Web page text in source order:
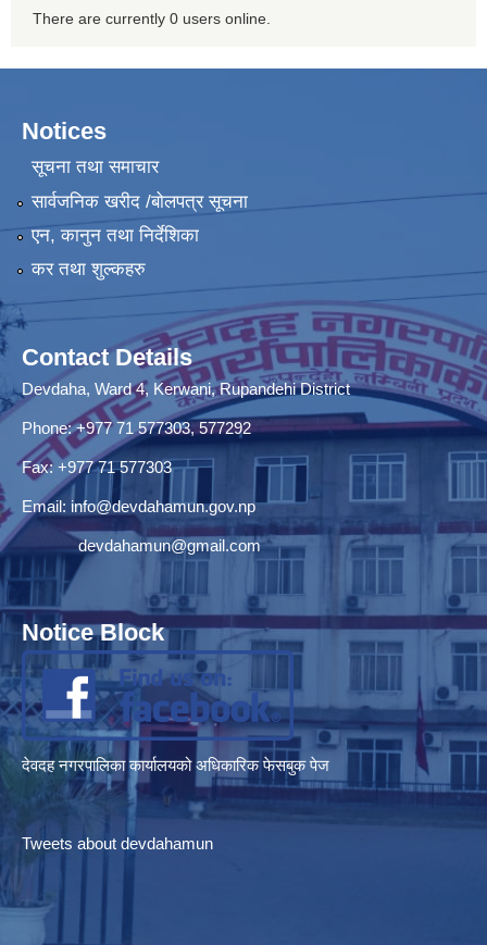
There are currently 0 users online.
Notices
सूचना तथा समाचार
सार्वजनिक खरीद /बोलपत्र सूचना
एन, कानुन तथा निर्देशिका
कर तथा शुल्कहरु
Contact Details
Devdaha, Ward 4, Kerwani, Rupandehi District
Phone: +977 71 577303, 577292
Fax: +977 71 577303
Email: info@devdahamun.gov.np
devdahamun@gmail.com
Notice Block
देवदह नगरपालिका कार्यालयको अधिकारिक फेसबुक पेज
Tweets about devdahamun